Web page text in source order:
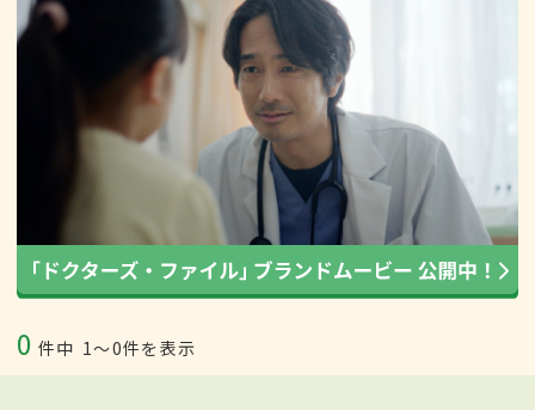
0 件中 1〜0件を表示